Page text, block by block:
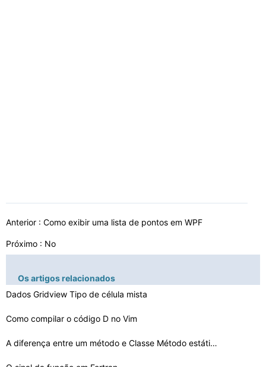
Anterior : Como exibir uma lista de pontos em WPF
Próximo : No
Os artigos relacionados
Dados Gridview Tipo de célula mista
Como compilar o código D no Vim
A diferença entre um método e Classe Método estátic…